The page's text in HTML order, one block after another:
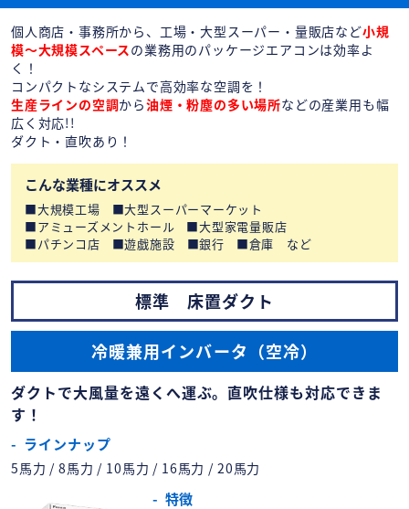
個人商店・事務所から、工場・大型スーパー・量販店など小規
模～大規模スペース の業務用のパッケージエアコンは効率よ
く！
コンパクトなシステムで高効率な空調を！
生産ラインの空調から油煙・粉塵の多い場所などの産業用も幅
広く対応!!
ダクト・直吹あり！
こんな業種にオススメ
大規模工場
大型スーパーマーケット
アミューズメントホール
大型家電量販店
パチンコ店
遊戯施設 銀行 倉庫 など
標準 床置ダクト
冷暖兼用インバータ（空冷）
ダクトで大風量を遠くへ運ぶ。直吹仕様も対応できま
す！
ラインナップ
5馬力 / 8馬力 / 10馬力 / 16馬力 / 20馬力
特徴